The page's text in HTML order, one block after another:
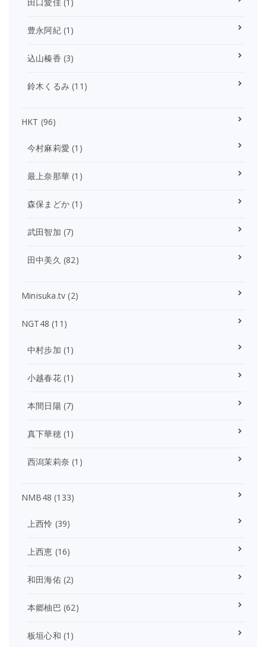
豊永阿紀(1)
込山榛香 (3)
鈴木くるみ (11)
HKT (96)
今村麻莉愛 (1)
最上奈那華 (1)
森保まどか (1)
武田智加 (7)
田中美久 (82)
Minisuka.tv (2)
NGT48 (11)
中村歩加 (1)
小越春花(1)
本間日陽(7)
真下華穂(1)
西潟茉莉奈 (1)
NMB48 (133)
上西怜 (39)
上西恵 (16)
和田海佑(2)
本郷柚巴 (62)
板垣心和 (1)